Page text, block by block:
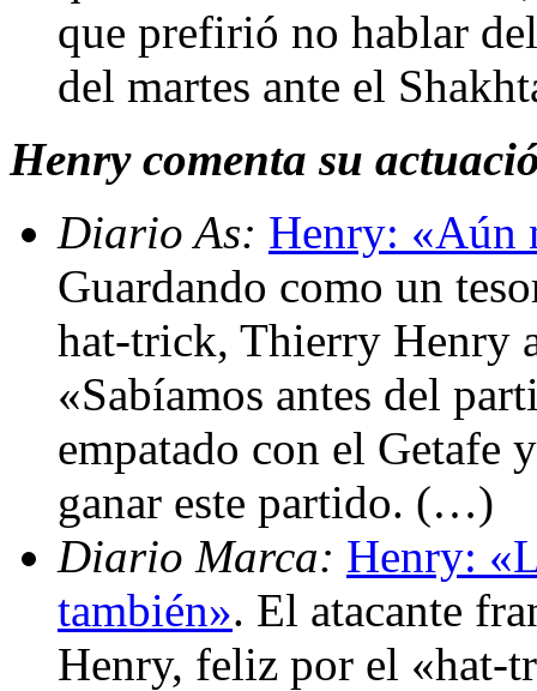
que prefirió no hablar
del martes ante el
Henry comenta su
Diario As: Henry: «Aún
Guardando como un
hat-trick, Thierry Henry
«Sabíamos antes del
empatado con el Getafe
ganar este partido. (…)
Diario Marca: Henry:
también». El atacante
Henry, feliz por el «hat-